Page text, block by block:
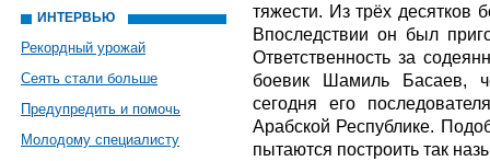
ИНТЕРВЬЮ
Рекордный урожай
Сеять стали больше
Предупредить и помочь
Молодому специалисту
тяжести. Из трёх десятков
Впоследствии он был
Ответственность за
боевик Шамиль Басаев,
сегодня его
Арабской Республике.
пытаются построить так